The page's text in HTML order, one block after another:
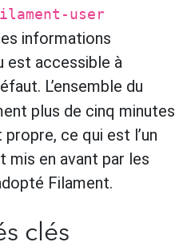
user
informations
est accessible à
L’ensemble du
plus de cinq minutes
ce qui est l’un
mis en avant par les
Filament.
clés